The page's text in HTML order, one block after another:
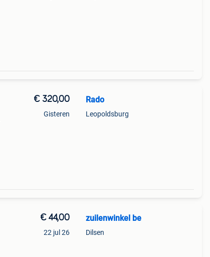
€ 320,00
Gisteren
Rado
Leopoldsburg
€ 44,00
22 jul 26
zuilenwinkel be
Dilsen